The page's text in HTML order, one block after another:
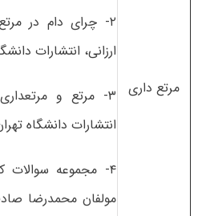
مرتع داری
۲- چرای دام در
ارزانی، انتشارات
۳- مرتع و
انتشارات دانشگاه
۴- مجموعه سوالات
مولفان محمدرضا